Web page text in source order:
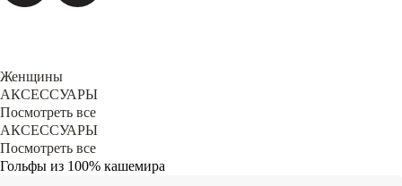
Женщины
АКСЕССУАРЫ
Посмотреть все
АКСЕССУАРЫ
Посмотреть все
Гольфы из 100% кашемира